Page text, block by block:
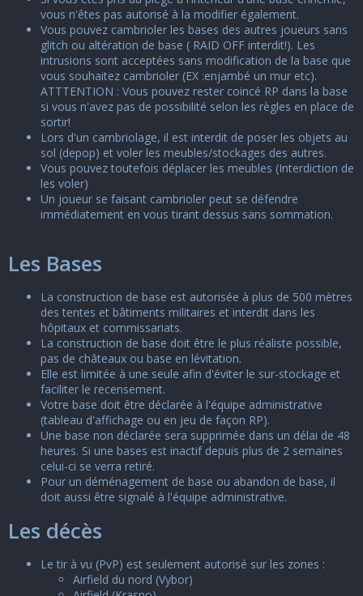
vous n'êtes pas autorisé à la modifier également.
Vous pouvez cambrioler les bases des autres joueurs sans
glitch ou altération de base ( RAID OFF interdit!). Les
intrusions sont acceptées sans modification de la base que
vous souhaitez cambrioler (EX :enjambé un mur etc).
ATTTENTION : Vous pouvez rester coincé RP dans la base
si vous n'avez pas de possibilité selon les règles en place de
sortir!
Lors d'un cambriolage, il est interdit de poser les objets au
sol (depop) et voler les meubles/stockages des autres.
Vous pouvez toutefois déplacer les meubles (Interdiction de
les voler)
Un joueur se faisant cambrioler peut se défendre
immédiatement en vous tirant dessus sans sommation.
Les Bases
La construction de base est autorisée à plus de 500 mètres
des tentes et bâtiments militaires et interdit dans les
hôpitaux et commissariats.
La construction de base doit être le plus réaliste possible,
pas de châteaux ou base en lévitation.
Elle est limitée à une seule afin d'éviter le sur-stockage et
faciliter le recensement.
Votre base doit être déclarée à l'équipe administrative
(tableau d'affichage ou en jeu de façon RP).
Une base non déclarée sera supprimée dans un délai de 48
heures. Si une bases est inactif depuis plus de 2 semaines
celui-ci se verra retiré.
Pour un déménagement de base ou abandon de base, il
doit aussi être signalé à l'équipe administrative.
Les décès
Le tir à vu (PvP) est seulement autorisé sur les zones :
Airfield du nord (Vybor)